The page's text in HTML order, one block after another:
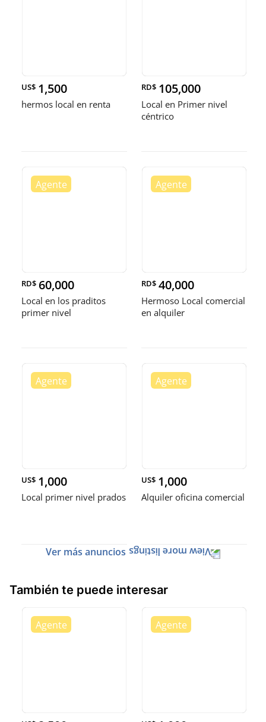
US$ 1,500
hermos local en renta
RD$ 105,000
Local en Primer nivel
céntrico
RD$ 60,000
Local en los praditos
primer nivel
RD$ 40,000
Hermoso Local comercial
en alquiler
US$ 1,000
Local primer nivel prados
US$ 1,000
Alquiler oficina comercial
Ver más anuncios
También te puede interesar